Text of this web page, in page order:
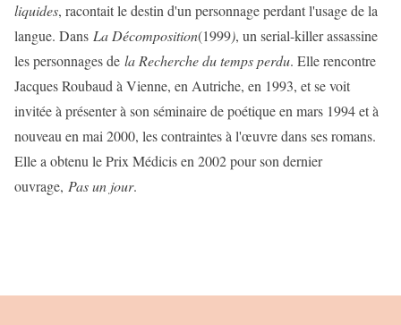
liquides, racontait le destin d'un personnage perdant l'usage de la
langue. Dans La Décomposition(1999), un serial-killer assassine
les personnages de la Recherche du temps perdu. Elle rencontre
Jacques Roubaud à Vienne, en Autriche, en 1993, et se voit
invitée à présenter à son séminaire de poétique en mars 1994 et à
nouveau en mai 2000, les contraintes à l'œuvre dans ses romans.
Elle a obtenu le Prix Médicis en 2002 pour son dernier
ouvrage, Pas un jour.